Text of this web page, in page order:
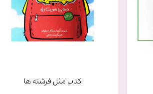
کتاب مثل فرشته ها